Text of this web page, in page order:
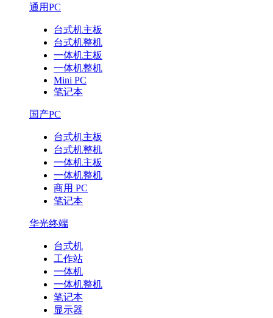
通用PC
台式机主板
台式机整机
一体机主板
一体机整机
Mini PC
笔记本
国产PC
台式机主板
台式机整机
一体机主板
一体机整机
商用 PC
笔记本
华光终端
台式机
工作站
一体机
一体机整机
笔记本
显示器